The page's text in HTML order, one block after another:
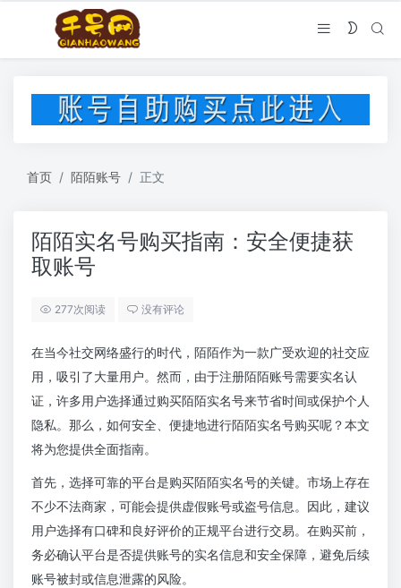
首页 陌陌账号 正文
陌陌实名号购买指南：安全便捷获
取账号
277次阅读 没有评论
在当今社交网络盛行的时代，陌陌作为一款广受欢迎的社交应
用，吸引了大量用户。然而，由于注册陌陌账号需要实名认
证，许多用户选择通过购买陌陌实名号来节省时间或保护个人
隐私。那么，如何安全、便捷地进行陌陌实名号购买呢？本文
将为您提供全面指南。
首先，选择可靠的平台是购买陌陌实名号的关键。市场上存在
不少不法商家，可能会提供虚假账号或盗号信息。因此，建议
用户选择有口碑和良好评价的正规平台进行交易。在购买前，
务必确认平台是否提供账号的实名信息和安全保障，避免后续
账号被封或信息泄露的风险。